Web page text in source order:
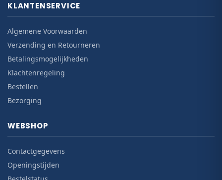
KLANTENSERVICE
Algemene Voorwaarden
Verzending en Retourneren
Betalingsmogelijkheden
Klachtenregeling
Bestellen
Bezorging
WEBSHOP
Contactgegevens
Openingstijden